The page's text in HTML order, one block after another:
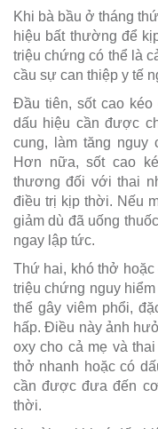
Khi bà bầu ở tháng
hiệu bất thường để
triệu chứng có thể là
cầu sự can thiệp y tế
Đầu tiên, sốt cao kéo
dấu hiệu cần được
cung, làm tăng nguy
Hơn nữa, sốt cao
thương đối với thai
điều trị kịp thời. Nếu
giảm dù đã uống
ngay lập tức.
Thứ hai, khó thở
triệu chứng nguy
thể gây viêm phổi,
hấp. Điều này ảnh
oxy cho cả mẹ và
thở nhanh hoặc có
cần được đưa đến
thời.